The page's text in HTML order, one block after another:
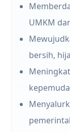
UMKM
bersih,